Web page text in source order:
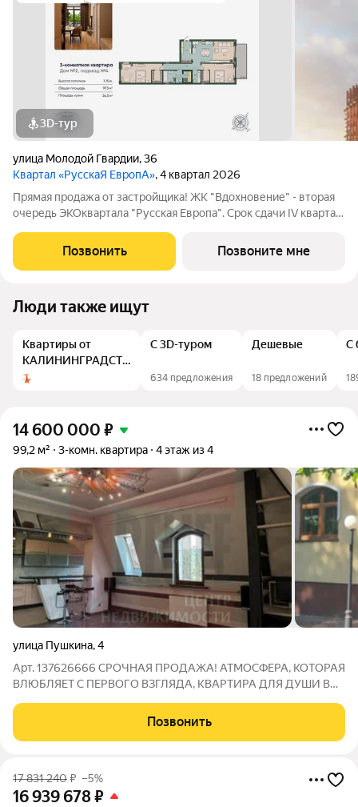
3D-тур
улица Молодой Гвардии,36
Квартал «РусскаЯ ЕвропА», 4 квартал 2026
Прямая продажа от застройщика! ЖК "Вдохновение" - вторая
очередь ЭКОквартала "Русская Европа". Срок сдачи IV квартал
потолками 3,15 м и панорамным видом на парк. Уникальные
преимущества: -
Позвонить Позвоните мне
Люди также ищут
Квартиры от
КАЛИНИНГРАДСТРОЙ
ИНВЕСТ
С 3D-туром
634 предложения
Дешевые
18 предложений
С
14 600 000 ₽
99,2 м² 3-комн. квартира 4 этаж из 4
улица Пушкина,4
Арт. 137626666 СРОЧНАЯ ПРОДАЖА! АТМОСФЕРА, КОТОРАЯ
ВЛЮБЛЯЕТ С ПЕРВОГО ВЗГЛЯДА, КВАРТИРА ДЛЯ ДУШИ В
клубном доме, расположенном в самом престижном и
Позвонить
17 831 240₽ –5%
16 939 678₽